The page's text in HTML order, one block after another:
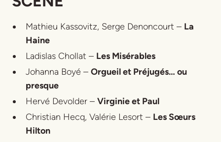
Mathieu Kassovitz, Serge Denoncourt – La
Haine
Ladislas Chollat – Les Misérables
Johanna Boyé – Orgueil et Préjugés… ou
presque
Hervé Devolder – Virginie et Paul
Christian Hecq, Valérie Lesort – Les Sœurs
Hilton